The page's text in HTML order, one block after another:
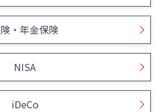
・年金保険
NISA
iDeCo